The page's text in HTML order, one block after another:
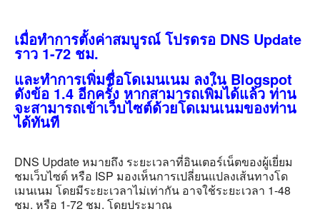
เมื่อทำการตั้งค่าสมบูรณ์ โปรดรอ DNS Update
ราว 1-72 ชม.
และทำการเพิ่มชื่อโดเมนเนม ลงใน Blogspot
ดังข้อ 1.4 อีกครั้ง หากสามารถเพิ่มได้แล้ว ท่าน
จะสามารถเข้าเว็บไซต์ด้วยโดเมนเนมของท่าน
ได้ทันที
DNS Update หมายถึง ระยะเวลาที่อินเตอร์เน็ตของผู้เยี่ยม
ชมเว็บไซต์ หรือ ISP มองเห็นการเปลี่ยนแปลงเส้นทางโด
เมนเนม โดยมีระยะเวลาไม่เท่ากัน อาจใช้ระยะเวลา 1-48
ชม. หรือ 1-72 ชม. โดยประมาณ